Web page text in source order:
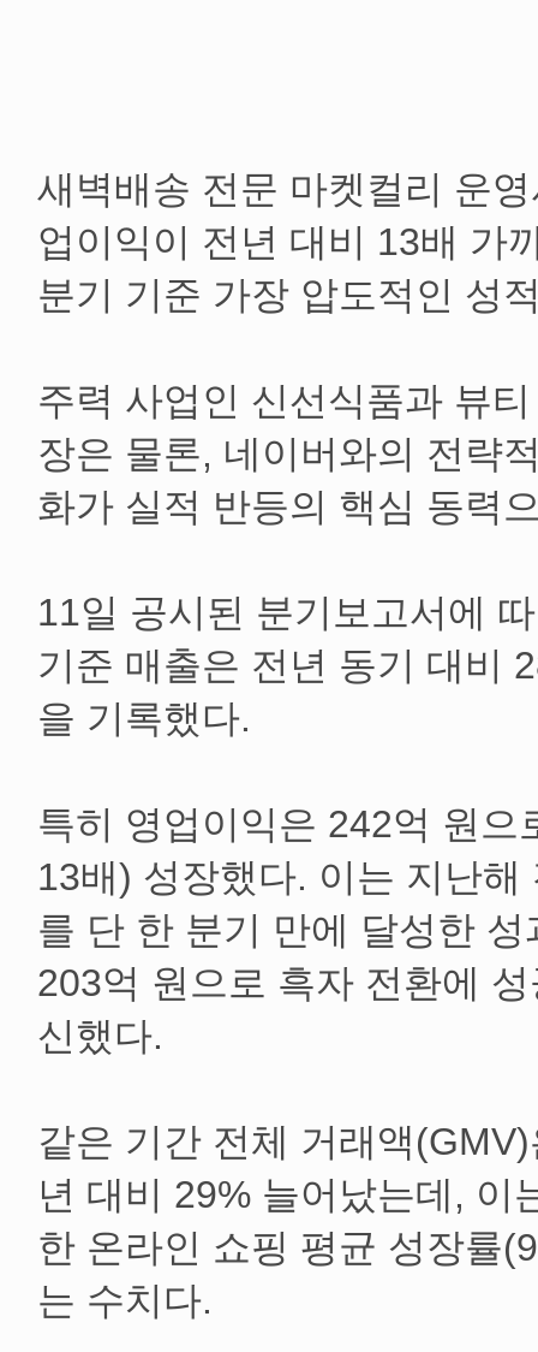
새벽배송 전문 마켓컬리 운
업이익이 전년 대비 13배 가
분기 기준 가장 압도적인 성
주력 사업인 신선식품과 뷰
장은 물론, 네이버와의 전략
화가 실적 반등의 핵심 동력
11일 공시된 분기보고서에
기준 매출은 전년 동기 대비
을 기록했다.
특히 영업이익은 242억 원으
13배) 성장했다. 이는 지난
를 단 한 분기 만에 달성한
203억 원으로 흑자 전환에
신했다.
같은 기간 전체 거래액
년 대비 29% 늘어났는데, 이
한 온라인 쇼핑 평균 성장률
는 수치다.